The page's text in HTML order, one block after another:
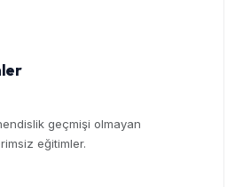
geçmişi olmayan
eğitimler.